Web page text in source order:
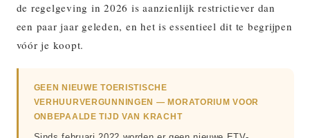
de regelgeving in 2026 is aanzienlijk restrictiever dan
een paar jaar geleden, en het is essentieel dit te begrijpen
vóór je koopt.
GEEN NIEUWE TOERISTISCHE
VERHUURVERGUNNINGEN — MORATORIUM VOOR
ONBEPAALDE TIJD VAN KRACHT